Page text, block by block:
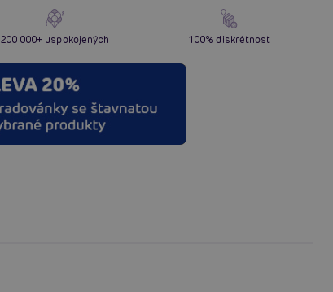
200 000+ uspokojených 100% diskrétnost